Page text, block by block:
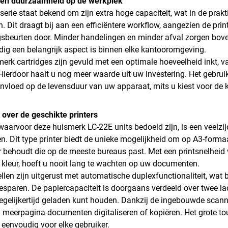
serie staat bekend om zijn extra hoge capaciteit, wat in de
Dit draagt bij aan een efficiëntere workflow, aangezien de
door. Minder handelingen en minder afval zorgen
een belangrijk aspect is binnen elke kantooromgeving.
cartridges zijn gevuld met een optimale hoeveelheid inkt,
haalt u nog meer waarde uit uw investering. Het
op de levensduur van uw apparaat, mits u kiest voor
de geschikte printers
deze huismerk LC-22E units bedoeld zijn, is een
Dit type printer biedt de unieke mogelijkheid om op A3-
die op de meeste bureaus past. Met een
hoeft u nooit lang te wachten op uw documenten.
zijn uitgerust met automatische duplexfunctionaliteit,
De papiercapaciteit is doorgaans verdeeld over twee
geladen kunt houden. Dankzij de ingebouwde
documenten digitaliseren of kopiëren. Het grote
voor elke gebruiker.